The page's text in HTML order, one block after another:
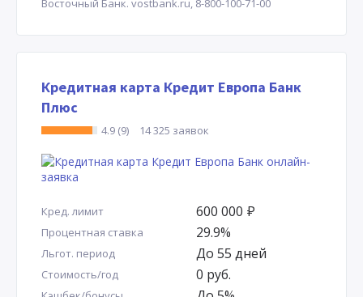
Восточный Банк. vostbank.ru, 8-800-100-71-00
Кредитная карта Кредит Европа Банк
Плюс
4.9 (9) 14 325 заявок
Кред. лимит 600 000 Р
Процентная ставка 29.9%
Льгот. период До 55 дней
Стоимость/год 0 руб.